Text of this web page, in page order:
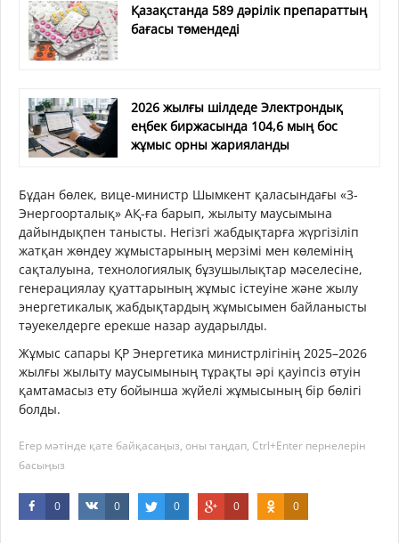
Қазақстанда 589 дәрілік препараттың
бағасы төмендеді
2026 жылғы шілдеде Электрондық
еңбек биржасында 104,6 мың бос
жұмыс орны жарияланды
Бұдан бөлек, вице-министр Шымкент қаласындағы «3-
Энергоорталық» АҚ-ға барып, жылыту маусымына
дайындықпен танысты. Негізгі жабдықтарға жүргізіліп
жатқан жөндеу жұмыстарының мерзімі мен көлемінің
сақталуына, технологиялық бұзушылықтар мәселесіне,
генерациялау қуаттарының жұмыс істеуіне және жылу
энергетикалық жабдықтардың жұмысымен байланысты
тәуекелдерге ерекше назар аударылды.
Жұмыс сапары ҚР Энергетика министрлігінің 2025–2026
жылғы жылыту маусымының тұрақты әрі қауіпсіз өтуін
қамтамасыз ету бойынша жүйелі жұмысының бір бөлігі
болды.
Егер мәтінде қате байқасаңыз, оны таңдап, Ctrl+Enter пернелерін
басыңыз
0 0 0 0 0